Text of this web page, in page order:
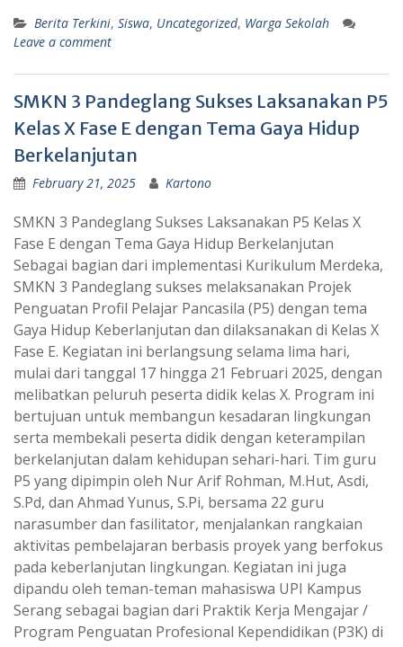
Berita Terkini, Siswa, Uncategorized, Warga Sekolah
Leave a comment
SMKN 3 Pandeglang Sukses Laksanakan P5
Kelas X Fase E dengan Tema Gaya Hidup
Berkelanjutan
February 21, 2025 Kartono
SMKN 3 Pandeglang Sukses Laksanakan P5 Kelas X
Fase E dengan Tema Gaya Hidup Berkelanjutan
Sebagai bagian dari implementasi Kurikulum Merdeka,
SMKN 3 Pandeglang sukses melaksanakan Projek
Penguatan Profil Pelajar Pancasila (P5) dengan tema
Gaya Hidup Keberlanjutan dan dilaksanakan di Kelas X
Fase E. Kegiatan ini berlangsung selama lima hari,
mulai dari tanggal 17 hingga 21 Februari 2025, dengan
melibatkan peluruh peserta didik kelas X. Program ini
bertujuan untuk membangun kesadaran lingkungan
serta membekali peserta didik dengan keterampilan
berkelanjutan dalam kehidupan sehari-hari. Tim guru
P5 yang dipimpin oleh Nur Arif Rohman, M.Hut, Asdi,
S.Pd, dan Ahmad Yunus, S.Pi, bersama 22 guru
narasumber dan fasilitator, menjalankan rangkaian
aktivitas pembelajaran berbasis proyek yang berfokus
pada keberlanjutan lingkungan. Kegiatan ini juga
dipandu oleh teman-teman mahasiswa UPI Kampus
Serang sebagai bagian dari Praktik Kerja Mengajar /
Program Penguatan Profesional Kependidikan (P3K) di